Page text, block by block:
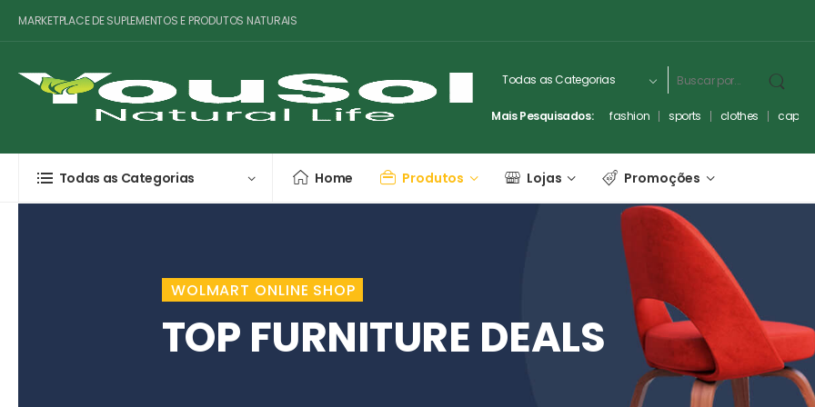
MARKETPLACE DE SUPLEMENTOS E PRODUTOS NATURAIS
Mais Pesquisados: fashion sports clothes
Todas as Categorias Home Produtos Lojas Promoções
WOLMART ONLINE SHOP
TOP FURNITURE DEALS